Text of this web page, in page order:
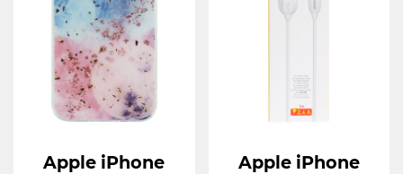
Apple iPhone
Apple iPhone